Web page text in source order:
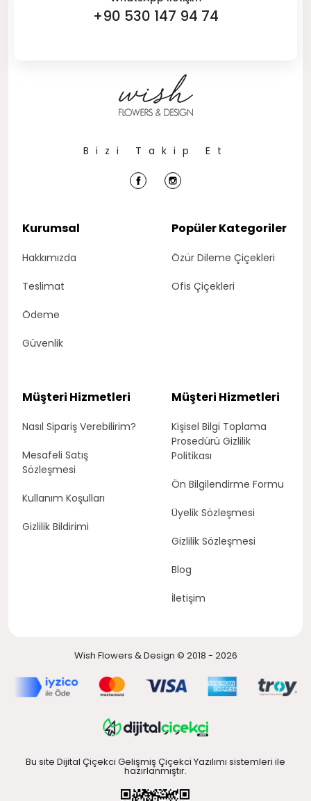
+90 530 147 94 74
Kurumsal
Hakkımızda
Teslimat
Ödeme
Güvenlik
Popüler Kategoriler
Özür Dileme Çiçekleri
Ofis Çiçekleri
Bizi Takip Et
Müşteri Hizmetleri
Nasıl Sipariş Verebilirim?
Mesafeli Satış
Sözleşmesi
Kullanım Koşulları
Gizlilik Bildirimi
Müşteri Hizmetleri
Kişisel Bilgi Toplama
Prosedürü Gizlilik
Politikası
Ön Bilgilendirme Formu
Üyelik Sözleşmesi
Gizlilik Sözleşmesi
Blog
İletişim
Wish Flowers & Design © 2018 - 2026
Bu site Dijital Çiçekci Gelişmiş Çiçekci Yazılımı sistemleri ile
hazırlanmıştır.